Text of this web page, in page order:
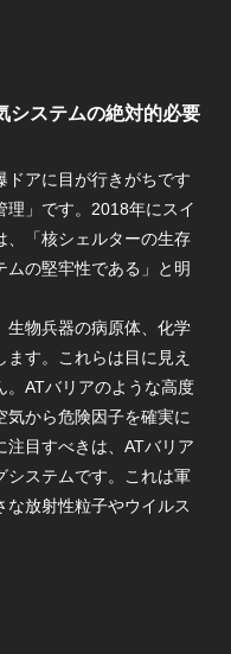
ステムの絶対的必要
ドアに目が行きがちです
理」です。2018年にスイ
、「核シェルターの生存
の堅牢性である」と明
生物兵器の病原体、化学
す。これらは目に見え
。ATバリアのような高度
気から危険因子を確実に
目すべきは、ATバリア
システムです。これは軍
放射性粒子やウイルス